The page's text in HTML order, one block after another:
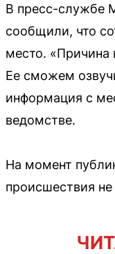
В пресс-службе
сообщили, что
место. «Причина
Ее сможем
информация с
ведомстве.
На момент
происшествия не